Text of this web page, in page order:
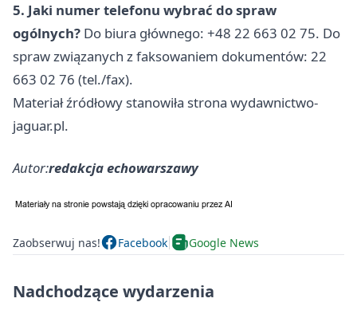
5. Jaki numer telefonu wybrać do spraw
ogólnych? Do biura głównego: +48 22 663 02 75. Do
spraw związanych z faksowaniem dokumentów: 22
663 02 76 (tel./fax).
Materiał źródłowy stanowiła strona wydawnictwo-
jaguar.pl.
Autor:redakcja echowarszawy
Zaobserwuj nas! Facebook Google News
Nadchodzące wydarzenia